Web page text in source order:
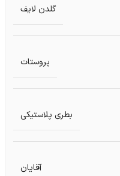
گلدن لایف
پروستات
بطری پلاستیکی
آقایان